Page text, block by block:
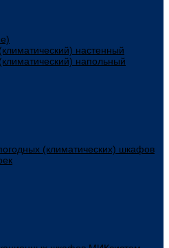
настенный
напольный
(климатических) шкафов